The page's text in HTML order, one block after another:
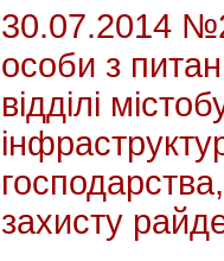
30.07.2014
особи з
відділі
захисту